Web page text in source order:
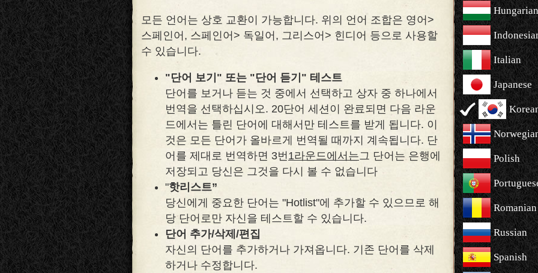
모든 언어는 상호 교환이 가능합니다. 위의 언어 조합은 영어>
스페인어, 스페인어> 독일어, 그리스어> 힌디어 등으로 사용할
수 있습니다.
"단어 보기" 또는 "단어 듣기" 테스트
단어를 보거나 듣는 것 중에서 선택하고 상자 중 하나에서
번역을 선택하십시오. 20단어 세션이 완료되면 다음 라운
드에서는 틀린 단어에 대해서만 테스트를 받게 됩니다. 이
것은 모든 단어가 올바르게 번역될 때까지 계속됩니다. 단
어를 제대로 번역하면 3번 1라운드에서는 그 단어는 은행에
저장되고 당신은 그것을 다시 볼 수 없습니다
"핫리스트”
당신에게 중요한 단어는 "Hotlist"에 추가할 수 있으므로 해
당 단어로만 자신을 테스트할 수 있습니다.
단어 추가/삭제/편집
자신의 단어를 추가하거나 가져옵니다. 기존 단어를 삭제
하거나 수정합니다.
Hungarian
Italian
Japanese
Polish
Romanian
Russian
Spanish